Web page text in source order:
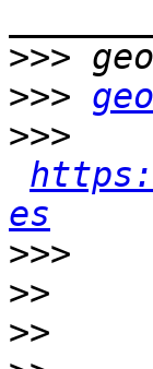
>>>
>>>
>>>
es
>>>
>>
>>